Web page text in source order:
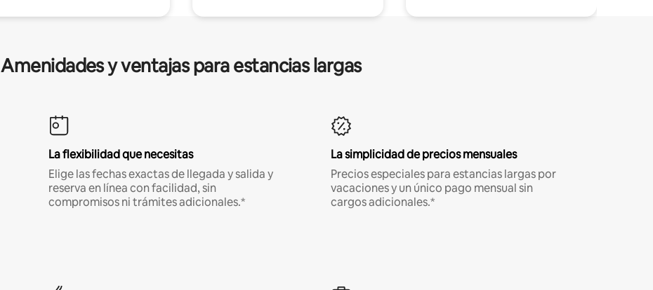
Amenidades y ventajas para estancias largas
La flexibilidad que necesitas
Elige las fechas exactas de llegada y salida y
reserva en línea con facilidad, sin
compromisos ni trámites adicionales.*
La simplicidad de precios mensuales
Precios especiales para estancias largas por
vacaciones y un único pago mensual sin
cargos adicionales.*